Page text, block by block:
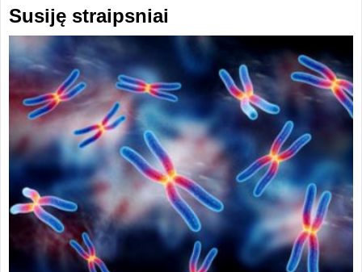
Susiję straipsniai